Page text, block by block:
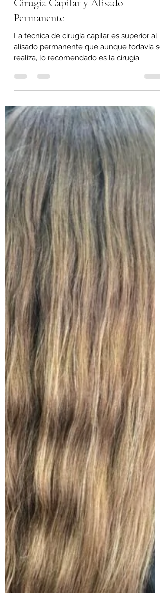
13 jun 2021
1 min de lectura
Cirugía Capilar y Alisado
Permanente
La técnica de cirugía capilar es superior al
realiza, lo recomendado es la cirugía
capilar. Las...